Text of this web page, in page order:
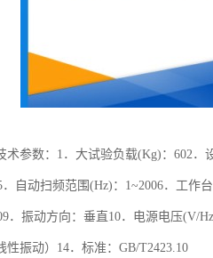
术参数：1．大试验负载(Kg)：602．
．自动扫频范围(Hz)：1~2006．工作
．振动方向：垂直10．电源电压(V/
性振动）14．标准：GB/T2423.10